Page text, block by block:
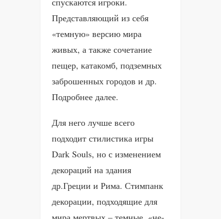
Представляющий из себя
«темную» версию мира
живых, а также сочетание
пещер, катакомб, подземных
заброшенных городов и др.
Подробнее далее.
Для него лучше всего
подходит стилистика игры
Dark Souls, но с изменением
декораций на здания
др.Греции и Рима. Стимпанк
декорации, подходящие для